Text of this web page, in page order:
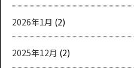
2026年1月 (2)
2025年12月 (2)